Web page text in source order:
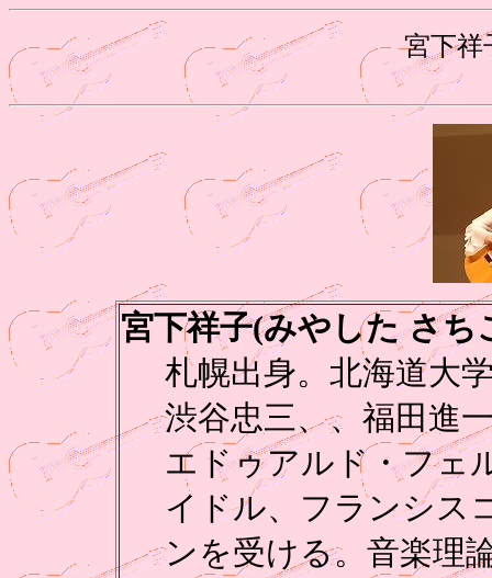
宮下祥
宮下祥子(みやした さち
札幌出身。北海道大
渋谷忠三、、福田進
エドゥアルド・フェ
イドル、フランシス
ンを受ける。音楽理